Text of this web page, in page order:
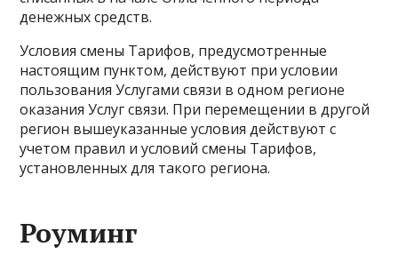
денежных средств.
Условия смены Тарифов, предусмотренные
настоящим пунктом, действуют при условии
пользования Услугами связи в одном регионе
оказания Услуг связи. При перемещении в другой
регион вышеуказанные условия действуют с
учетом правил и условий смены Тарифов,
установленных для такого региона.
Роуминг